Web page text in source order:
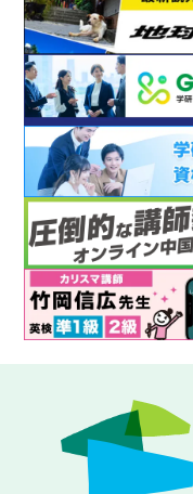
Lesson 47
肯定文の付加疑問
「～ですよね」「
同意を求めたり確
なります。
Lesson 48
否定文の付加疑問
「～でないですよ
に、相手に同意を
えるようになりま
Lesson 49
wish＋仮定法過去
「車があればいい
を伝えられるように
Lesson 50
仮定法過去